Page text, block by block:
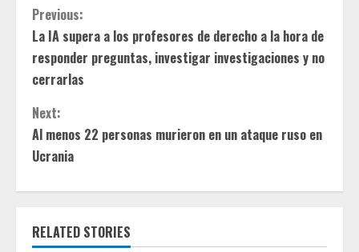
C
o
n
t
i
n
u
Previous:
La IA supera a los profesores de derecho a la hora de
responder preguntas, investigar investigaciones y no
cerrarlas
Next:
Al menos 22 personas murieron en un ataque ruso en
Ucrania
RELATED STORIES